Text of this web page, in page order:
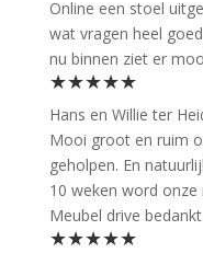
Online een stoel
wat vragen heel
nu binnen ziet er
★★★★★
Hans en Willie ter
Mooi groot en ruim
geholpen. En
10 weken word onze
Meubel drive
★★★★★